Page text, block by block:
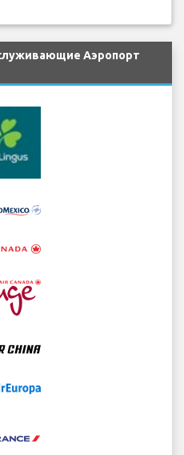
Аэропорт